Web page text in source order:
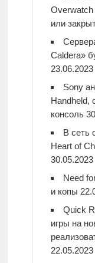
Overwatch
или
Caldera»
23.06.2023
Sony
Handheld,
консоль
В сеть
Heart of
30.05.2023
Need
и копы
Quick
игры на
22.05.2023